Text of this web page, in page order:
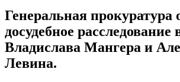
Генеральная прокуратура
досудебное
Владислава Мангера и
Левина.